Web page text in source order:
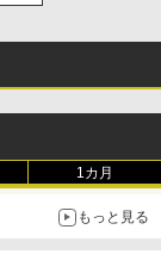
1カ月
もっと見る